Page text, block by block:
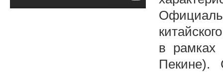
в рамках
Пекине).